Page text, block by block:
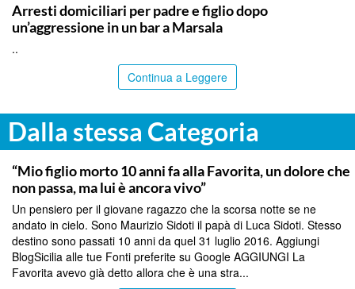
Arresti domiciliari per padre e figlio dopo
un’aggressione in un bar a Marsala
..
Continua a Leggere
Dalla stessa Categoria
PALERMO
“Mio figlio morto 10 anni fa alla Favorita, un dolore che
non passa, ma lui è ancora vivo”
Un pensiero per il giovane ragazzo che la scorsa notte se ne
andato in cielo. Sono Maurizio Sidoti il papà di Luca Sidoti. Stesso
destino sono passati 10 anni da quel 31 luglio 2016. Aggiungi
BlogSicilia alle tue Fonti preferite su Google AGGIUNGI La
Favorita avevo già detto allora che è una stra...